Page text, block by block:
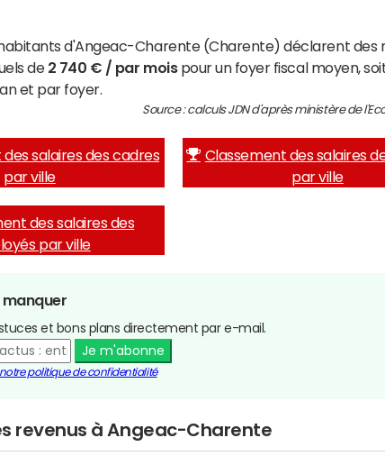
d'Angeac-Charente (Charente) déclarent des
de 2 740 € / par moispour un foyer fiscal moyen,
et par foyer.
Source : calculs JDN d'après ministère de
salaires des cadres
par ville
Classement des salaires
par ville
des salaires des
par ville
manquer
et bons plans directement par e-mail.
Je m'abonne
politique de confidentialité
revenus à Angeac-Charente